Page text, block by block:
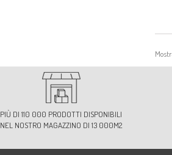
PIÙ DI 110 000 PRODOTTI DISPONIBILI
NEL NOSTRO MAGAZZINO DI 13 000M2